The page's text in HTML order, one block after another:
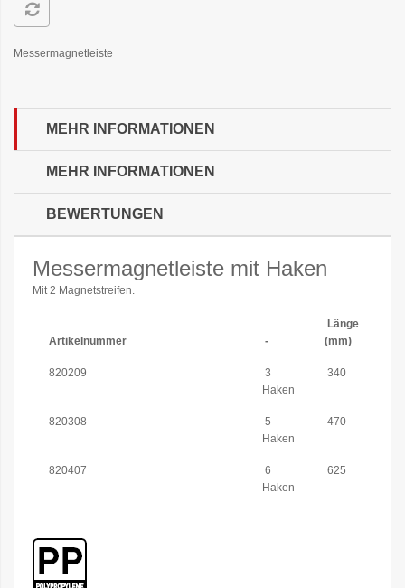
Messermagnetleiste
MEHR INFORMATIONEN
MEHR INFORMATIONEN
BEWERTUNGEN
Messermagnetleiste mit Haken
Mit 2 Magnetstreifen.
Artikelnummer -
Länge
(mm)
820209
3
Haken
340
820308
5
Haken
470
820407
6
Haken
625